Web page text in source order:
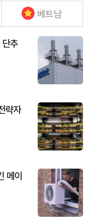
베트남
단추
략자
메이